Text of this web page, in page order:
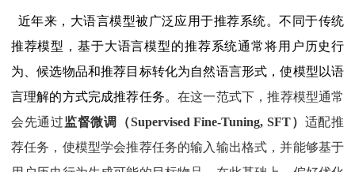
近年来，大语言模型被广泛应用于推荐系统。不同于传统
推荐模型，基于大语言模型的推荐系统通常将用户历史行
为、候选物品和推荐目标转化为自然语言形式，使模型以语
言理解的方式完成推荐任务。在这一范式下，推荐模型通常
会先通过监督微调（Supervised Fine-Tuning, SFT） 适配推
荐任务，使模型学会推荐任务的输入输出格式，并能够基于